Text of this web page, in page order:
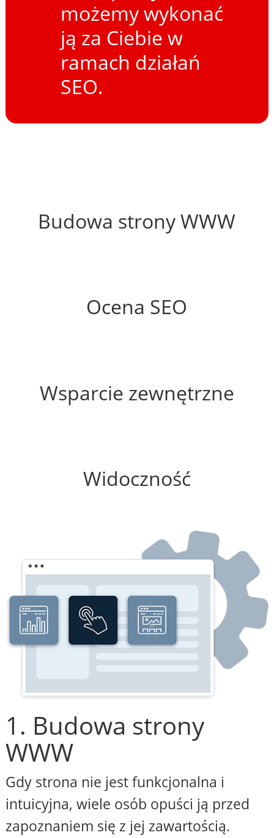
możemy wykonać
ją za Ciebie w
ramach działań
SEO.
Budowa strony WWW
Ocena SEO
Wsparcie zewnętrzne
Widoczność
1. Budowa strony
WWW
Gdy strona nie jest funkcjonalna i
intuicyjna, wiele osób opuści ją przed
zapoznaniem się z jej zawartością.